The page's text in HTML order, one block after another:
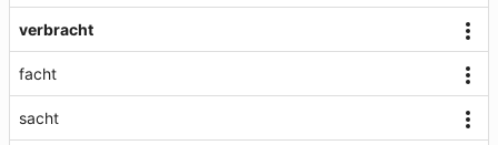
verbracht
facht
sacht